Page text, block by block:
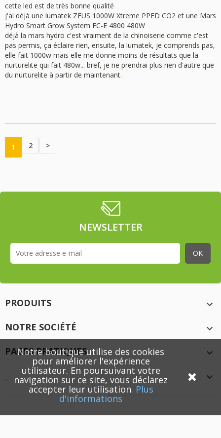
cette led est de très bonne qualité
j'ai déjà une lumatek ZEUS 1000W Xtreme PPFD CO2 et une Mars
Hydro Smart Grow System FC-E 4800 480W
déjà la mars hydro c'est vraiment de la chinoiserie comme c'est
pas permis, ça éclaire rien, ensuite, la lumatek, je comprends pas,
elle fait 1000w mais elle me donne moins de résultats que la
nurturelite qui fait 480w... bref, je ne prendrai plus rien d'autre que
du nurturelite à partir de maintenant.
1 2 >
NEWSLETTER
PRODUITS

NOTRE SOCIÉTÉ

PAGES PRATIQUES


Notre boutique utilise des cookies
pour améliorer l'expérience
utilisateur. En poursuivant votre
navigation sur ce site, vous déclarez
accepter leur utilisation. Plus
d'informations